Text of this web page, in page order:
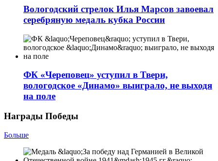
Вологодский стрелок Илья Марсов завоевал
серебряную медаль кубка России
ФК «Череповец» уступил в Твери,
вологодское «Динамо» выиграло, не выходя
на поле
Награды Победы
Больше